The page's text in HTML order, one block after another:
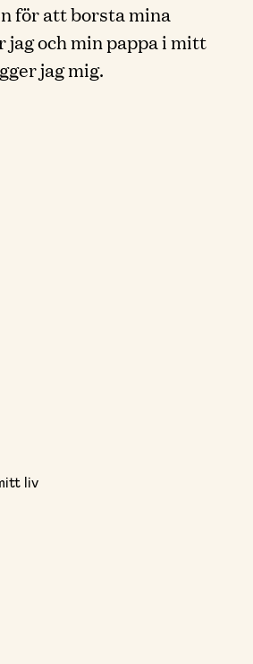
för att borsta mina
jag och min pappa i mitt
jag mig.
liv